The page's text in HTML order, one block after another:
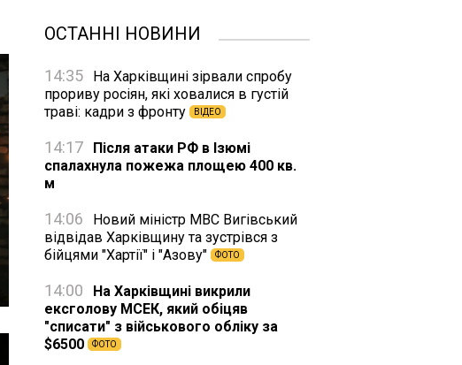
ОСТАННІ НОВИНИ
14:35
На Харківщині зірвали спробу
прориву росіян, які ховалися в густій
траві: кадри з фронту
ВІДЕО
14:17
Після атаки РФ в Ізюмі
спалахнула пожежа площею 400 кв.
м
14:06
Новий міністр МВС Вигівський
відвідав Харківщину та зустрівся з
бійцями "Хартії" і "Азову"
ФОТО
14:00
На Харківщині викрили
ексголову МСЕК, який обіцяв
"списати" з військового обліку за
$6500
ФОТО